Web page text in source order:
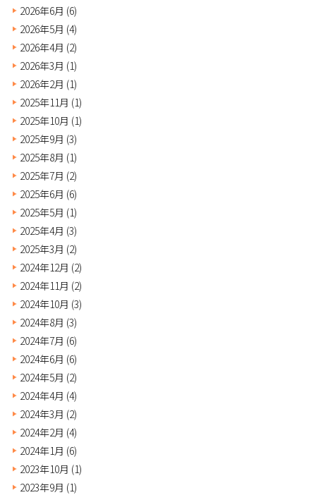
2026年6月 (6)
2026年5月 (4)
2026年4月 (2)
2026年3月 (1)
2026年2月 (1)
2025年11月 (1)
2025年10月 (1)
2025年9月 (3)
2025年8月 (1)
2025年7月 (2)
2025年6月 (6)
2025年5月 (1)
2025年4月 (3)
2025年3月 (2)
2024年12月 (2)
2024年11月 (2)
2024年10月 (3)
2024年8月 (3)
2024年7月 (6)
2024年6月 (6)
2024年5月 (2)
2024年4月 (4)
2024年3月 (2)
2024年2月 (4)
2024年1月 (6)
2023年10月 (1)
2023年9月 (1)